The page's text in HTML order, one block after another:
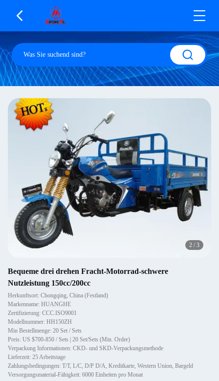
2 / 3
Bequeme drei drehen Fracht-Motorrad-schwere
Nutzleistung 150cc/200cc
Herkunftsort: Chongqing, China (Festland)
Markenname: HUANGHE
Zertifizierung: CCC.ISO9001
Modellnummer: HH150ZH
Min Bestellmenge: 20 Set / Sets
Preis: US $700-850 / Sets | 20 Set/Sets (Min. Order)
Verpackung Informationen: CKD- und SKD-Verpackungsmethode
Lieferzeit: 25 Arbeitstage
Zahlungsbedingungen: T/T, L/C, D/P D/A, Kreditkarte, Western Union, Bargeld
Versorgungsmaterial-Fähigkeit: 6000 Einheiten pro Monat